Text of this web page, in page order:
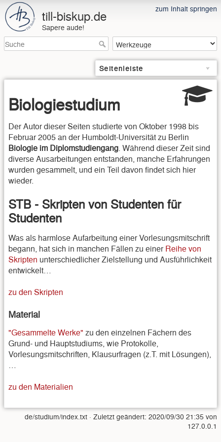
zum Inhalt springen
till-biskup.de
Sapere aude!
Seitenleiste
Biologiestudium
Der Autor dieser Seiten studierte von Oktober 1998 bis
Februar 2005 an der Humboldt-Universität zu Berlin
Biologie im Diplomstudiengang. Während dieser Zeit sind
diverse Ausarbeitungen entstanden, manche Erfahrungen
wurden gesammelt, und ein Teil davon findet sich hier
wieder.
STB - Skripten von Studenten für
Studenten
Was als harmlose Aufarbeitung einer Vorlesungsmitschrift
begann, hat sich in manchen Fällen zu einerReihe von
Skripten unterschiedlicher Zielstellung und Ausführlichkeit
entwickelt…
zu den Skripten
Material
"Gesammelte Werke" zu den einzelnen Fächern des
Grund- und Hauptstudiums, wie Protokolle,
Vorlesungsmitschriften, Klausurfragen (z.T. mit Lösungen),
…
zu den Materialien
de/studium/index.txt · Zuletzt geändert: 2020/09/30 21:35 von
127.0.0.1